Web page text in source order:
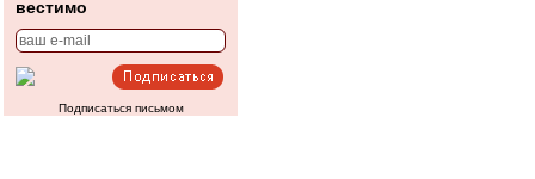
вестимо
Подписаться письмом